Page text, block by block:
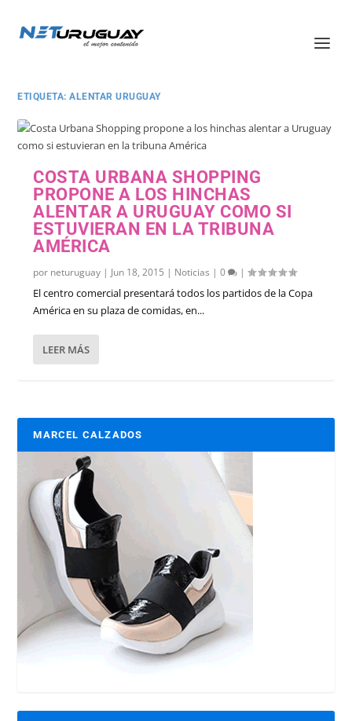
ETIQUETA:ALENTAR URUGUAY
COSTA URBANA SHOPPING
PROPONE A LOS HINCHAS
ALENTAR A URUGUAY COMO SI
ESTUVIERAN EN LA TRIBUNA
AMÉRICA
por neturuguay | Jun 18, 2015 | Noticias |0 |
El centro comercial presentará todos los partidos de la Copa
América en su plaza de comidas, en...
LEER MÁS
MARCEL CALZADOS